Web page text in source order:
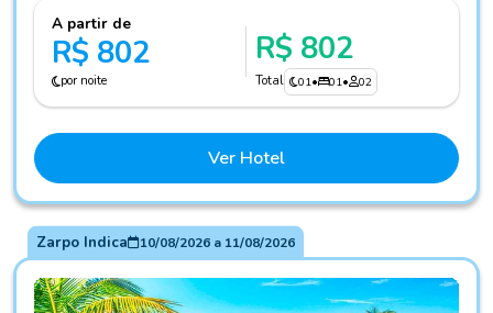
A partir de
R$ 802
por noite
R$ 802
Total 01• 01• 02
Ver Hotel
Zarpo Indica 10/08/2026a 11/08/2026